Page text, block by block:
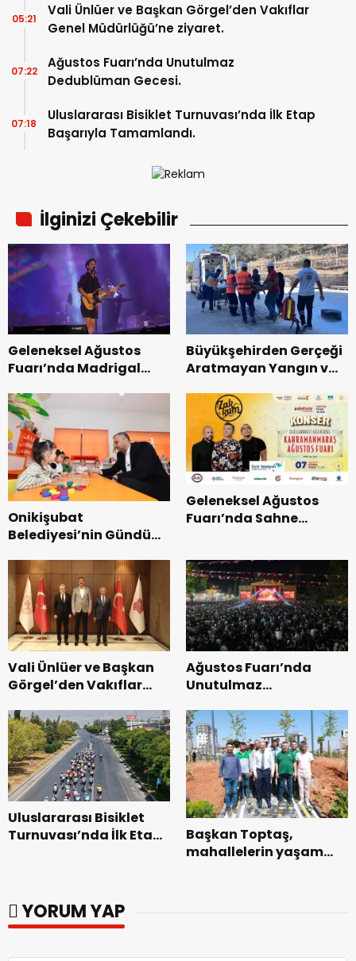
Vali Ünlüer ve Başkan Görgel’den Vakıflar
Genel Müdürlüğü’ne ziyaret.
05:21
Ağustos Fuarı’nda Unutulmaz
Dedublüman Gecesi.
07:22
Uluslararası Bisiklet Turnuvası’nda İlk Etap
Başarıyla Tamamlandı.
07:18
İlginizi Çekebilir
Geleneksel Ağustos
Fuarı’nda Madrigal
Büyükşehirden Gerçeği
Aratmayan Yangın ve
Onikişubat
Belediyesi’nin Gündüz
dönemin ön kayıtları
başladı.
Geleneksel Ağustos
Fuarı’nda Sahne
Vali Ünlüer ve Başkan
Görgel’den Vakıflar
ziyaret.
Ağustos Fuarı’nda
Unutulmaz
Uluslararası Bisiklet
Turnuvası’nda İlk Etap
Başkan Toptaş,
mahallelerin yaşam
YORUM YAP